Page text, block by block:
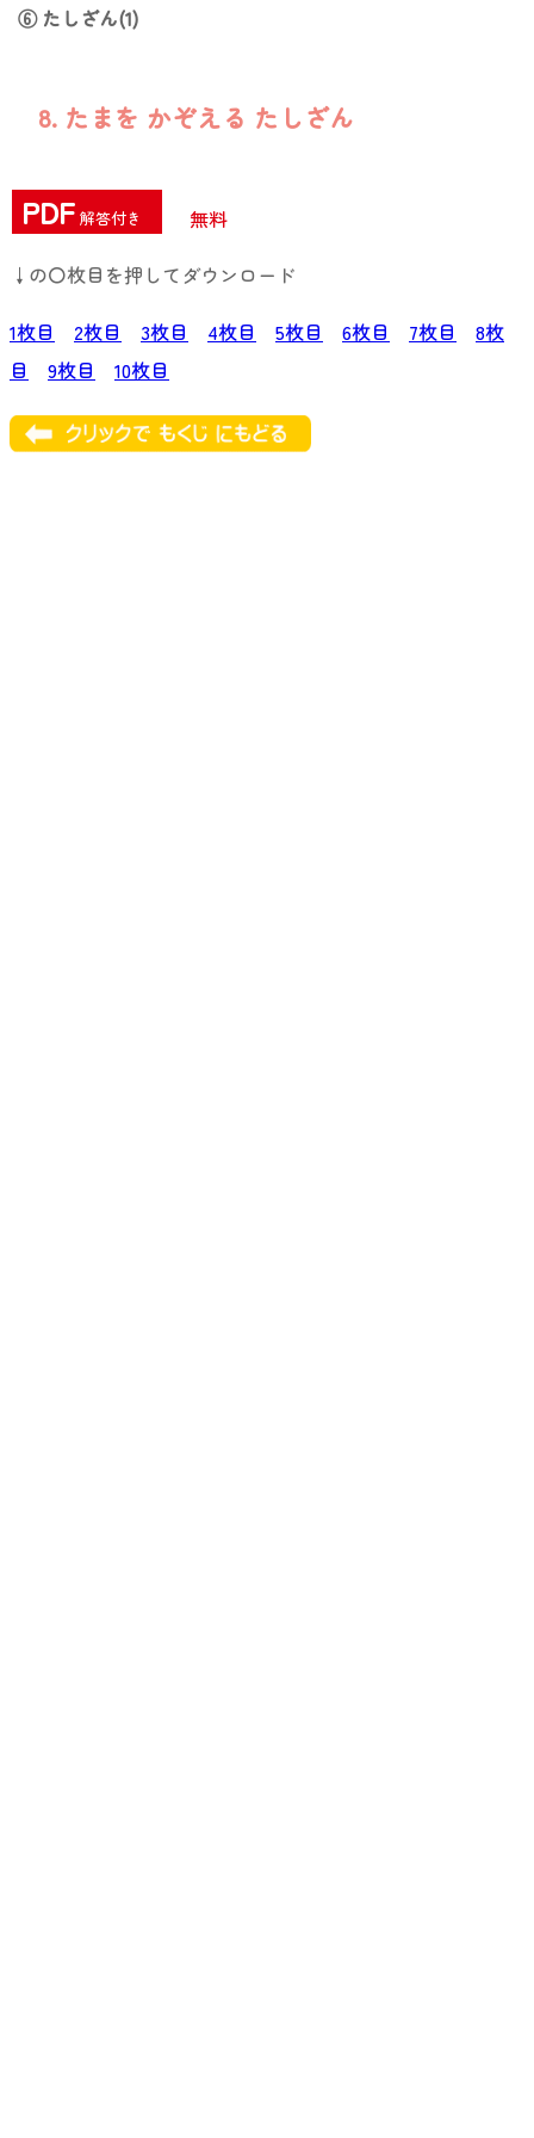
⑥ たしざん(1)
8. たまを かぞえる たしざん
PDF 解答付き
無料
↓の〇枚目を押してダウンロード
1枚目
2枚目 3枚目 4枚目 5枚目 6枚目 7枚目
8枚
目
9枚目 10枚目